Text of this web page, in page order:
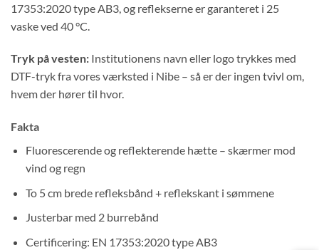
17353:2020 type AB3, og reflekserne er garanteret i 25
vaske ved 40 °C.
Tryk på vesten: Institutionens navn eller logo trykkes med
DTF-tryk fra vores værksted i Nibe – så er der ingen tvivl om,
hvem der hører til hvor.
Fakta
Fluorescerende og reflekterende hætte – skærmer mod
vind og regn
To 5 cm brede refleksbånd + reflekskant i sømmene
Justerbar med 2 burrebånd
Certificering: EN 17353:2020 type AB3